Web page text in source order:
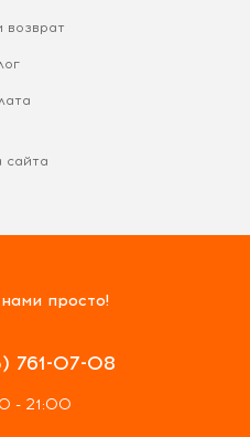
возврат
сайта
просто!
761-07-08
- 21:00